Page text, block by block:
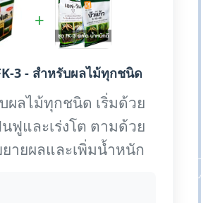
+
3 - สำหรับผลไม้ทุกชนิด
ผลไม้ทุกชนิด เริ่มด้วย
นฟูและเร่งโต ตามด้วย
ยายผลและเพิ่มน้ำหนัก